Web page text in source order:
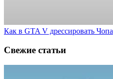
Как в GTA V дрессировать Чопа
Свежие статьи